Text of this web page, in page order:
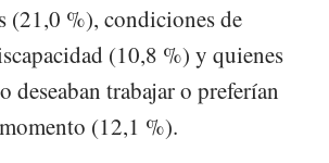
(21,0 %), condiciones de
(10,8 %) y quienes
deseaban trabajar o preferían
(12,1 %).